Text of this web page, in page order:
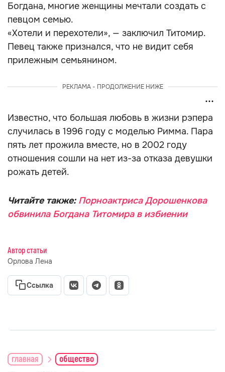
Богдана, многие женщины мечтали создать с
певцом семью.
«Хотели и перехотели», — заключил Титомир.
Певец также признался, что не видит себя
прилежным семьянином.
РЕКЛАМА - ПРОДОЛЖЕНИЕ НИЖЕ
Известно, что большая любовь в жизни рэпера
случилась в 1996 году с моделью Римма. Пара
пять лет прожила вместе, но в 2002 году
отношения сошли на нет из-за отказа девушки
рожать детей.
Читайте также: Порноактриса Дорошенкова
обвинила Богдана Титомира в избиении
Автор статьи
Орлова Лена
Ссылка
главная общество